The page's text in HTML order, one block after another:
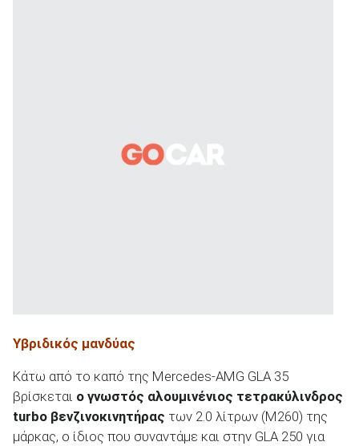
Υβριδικός μανδύας
Κάτω από το καπό της Mercedes-AMG GLA 35
βρίσκεται ο γνωστός αλουμινένιος τετρακύλινδρος
turbo βενζινοκινητήρας των 2.0 λίτρων (M260) της
μάρκας, ο ίδιος που συναντάμε και στην GLA 250 για